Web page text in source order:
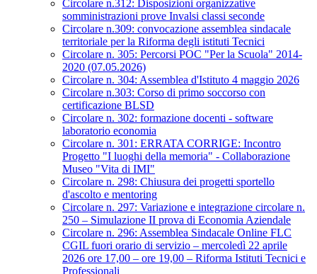
Circolare n.312: Disposizioni organizzative
somministrazioni prove Invalsi classi seconde
Circolare n.309: convocazione assemblea sindacale
territoriale per la Riforma degli istituti Tecnici
Circolare n. 305: Percorsi POC "Per la Scuola" 2014-
2020 (07.05.2026)
Circolare n. 304: Assemblea d'Istituto 4 maggio 2026
Circolare n.303: Corso di primo soccorso con
certificazione BLSD
Circolare n. 302: formazione docenti - software
laboratorio economia
Circolare n. 301: ERRATA CORRIGE: Incontro
Progetto "I luoghi della memoria" - Collaborazione
Museo "Vita di IMI"
Circolare n. 298: Chiusura dei progetti sportello
d'ascolto e mentoring
Circolare n. 297: Variazione e integrazione circolare n.
250 – Simulazione II prova di Economia Aziendale
Circolare n. 296: Assemblea Sindacale Online FLC
CGIL fuori orario di servizio – mercoledì 22 aprile
2026 ore 17,00 – ore 19,00 – Riforma Istituti Tecnici e
Professionali